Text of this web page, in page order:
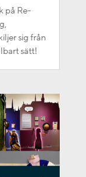
på Re-
sig från
sätt!